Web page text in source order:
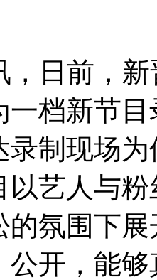
日前，新
一档新节
录制现场
以艺人与
的氛围下
公开，能